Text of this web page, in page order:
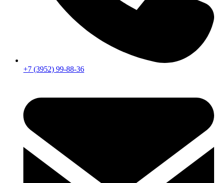
+7 (3952) 99-88-36